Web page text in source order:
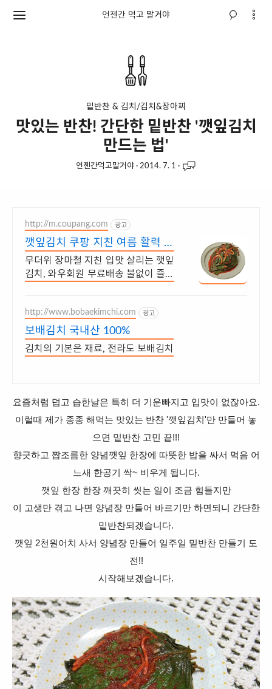
언젠간 먹고 말거야
밑반찬 & 김치/김치&장아찌
맛있는 반찬! 간단한 밑반찬 '깻잎김치
만드는 법'
언젠간먹고말거야· 2014. 7. 1 ·
http://m.coupang.com 광고
깻잎김치 쿠팡 지친 여름 활력 충
전
무더위 장마철 지친 입맛 살리는 깻잎
김치, 와우회원 무료배송 불없이 즐기
http://www.bobaekimchi.com 광고
보배김치 국내산 100%
김치의 기본은 재료, 전라도 보배김치
요즘처럼 덥고 습한날은 특히 더 기운빠지고 입맛이 없잖아요.
이럴때 제가 종종 해먹는 맛있는 반찬 '깻잎김치'만 만들어 놓
으면 밑반찬 고민 끝!!!
향긋하고 짭조름한 양념깻잎 한장에 따뜻한 밥을 싸서 먹음 어
느새 한공기 싹~ 비우게 됩니다.
깻잎 한장 한장 깨끗히 씻는 일이 조금 힘들지만
이 고생만 겪고 나면 양념장 만들어 바르기만 하면되니 간단한
밑반찬되겠습니다.
깻잎 2천원어치 사서 양념장 만들어 일주일 밑반찬 만들기 도
전!!
시작해보겠습니다.